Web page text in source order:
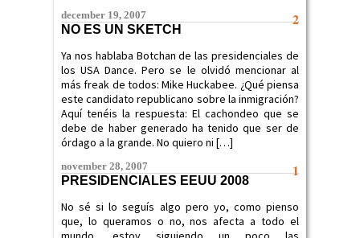
2
december 19, 2007
NO ES UN SKETCH
Ya nos hablaba Botchan de las presidenciales de
los USA Dance. Pero se le olvidó mencionar al
más freak de todos: Mike Huckabee. ¿Qué piensa
este candidato republicano sobre la inmigración?
Aquí tenéis la respuesta: El cachondeo que se
debe de haber generado ha tenido que ser de
órdago a la grande. No quiero ni […]
1
november 28, 2007
PRESIDENCIALES EEUU 2008
No sé si lo seguís algo pero yo, como pienso
que, lo queramos o no, nos afecta a todo el